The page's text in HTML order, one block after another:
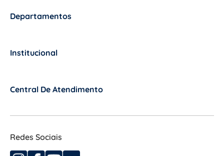
Departamentos
Institucional
Central De Atendimento
Redes Sociais